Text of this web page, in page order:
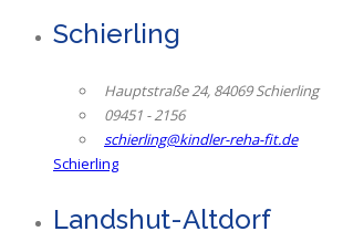
Schierling
Hauptstraße 24, 84069 Schierling
09451 - 2156
schierling@kindler-reha-fit.de
Schierling
Landshut-Altdorf